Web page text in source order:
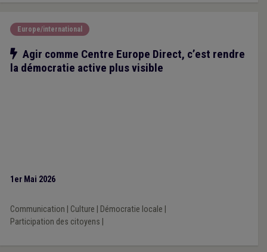
Europe/international
Notre action
Agir comme Centre Europe Direct, c’est rendre
la démocratie active plus visible
1er Mai 2026
Communication Culture Démocratie locale
Participation des citoyens